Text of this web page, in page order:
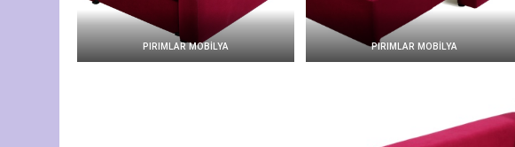
PIRIMLAR MOBİLYA PIRIMLAR MOBİLYA